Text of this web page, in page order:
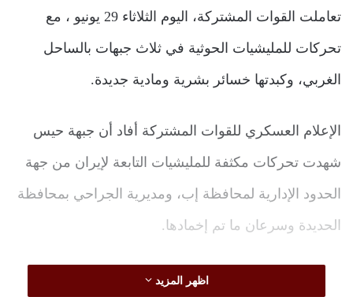
تعاملت القوات المشتركة، اليوم الثلاثاء 29 يونيو ، مع
تحركات للمليشيات الحوثية في ثلاث جبهات بالساحل
الغربي، وكبدتها خسائر بشرية ومادية جديدة.
الإعلام العسكري للقوات المشتركة أفاد أن جبهة حيس
شهدت تحركات مكثفة للمليشيات التابعة لإيران من جهة
الحدود الإدارية لمحافظة إب، ومديرية الجراحي بمحافظة
الحديدة وسرعان ما تم إخمادها.
مؤكداً أن الوحدات المرابطة من القوات المشتركة في
اظهر المزيد